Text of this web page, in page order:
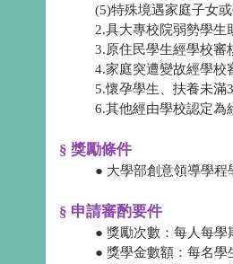
​(5)特殊境遇家庭子女
2.具大專校院弱勢學生
3.原住民學生經學校審
4.家庭突遭變故經學校
5.懷孕學生、扶養未滿
6.其他經由學校認定為
§ 獎勵條件
● ​大學部創意領導學程
§ 申請審酌要件
● 獎勵次數：每人每學
● 獎學金數額：每名學